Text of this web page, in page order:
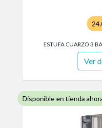
ESTUFA CUARZO 3
Ver
Disponible en tienda